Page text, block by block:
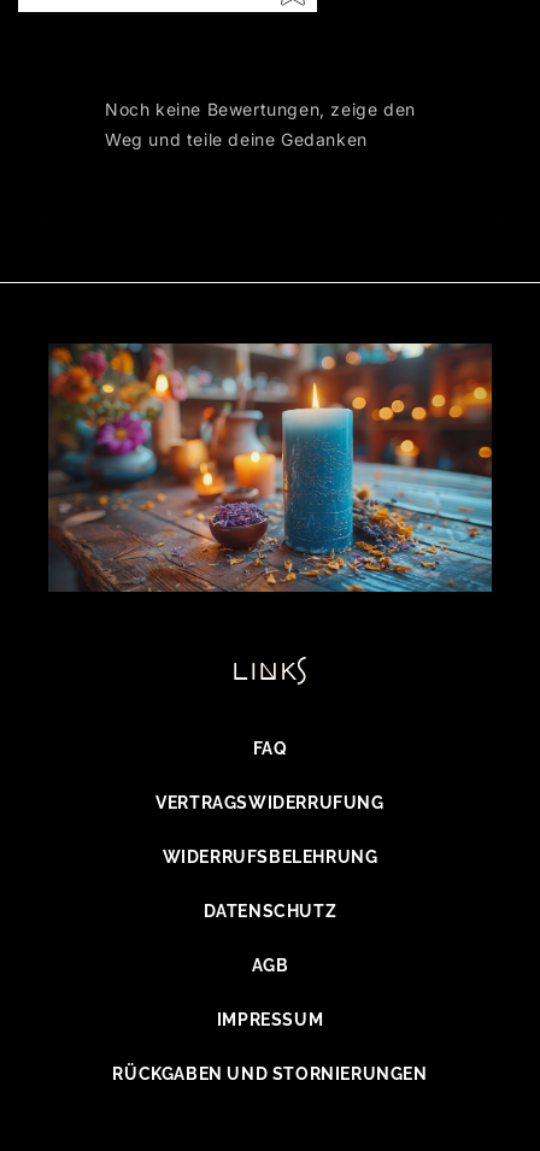
Noch keine Bewertungen, zeige den
Weg und teile deine Gedanken
links
FAQ
VERTRAGSWIDERRUFUNG
WIDERRUFSBELEHRUNG
DATENSCHUTZ
AGB
IMPRESSUM
RÜCKGABEN UND STORNIERUNGEN